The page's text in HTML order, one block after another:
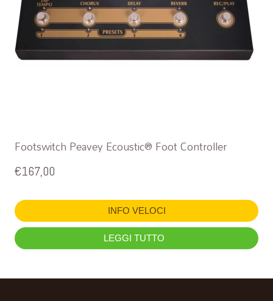
Footswitch Peavey Ecoustic® Foot Controller
€167,00
INFO VELOCI
LEGGI TUTTO